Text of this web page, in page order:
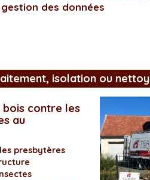
des données
isolation ou
bois contre les
au
presbytères